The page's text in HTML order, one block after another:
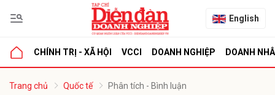
English
CHÍNH TRỊ - XÃ HỘI VCCI DOANH NGHIỆP DOANH
Trang chủ Quốc tế Phân tích - Bình luận
luận